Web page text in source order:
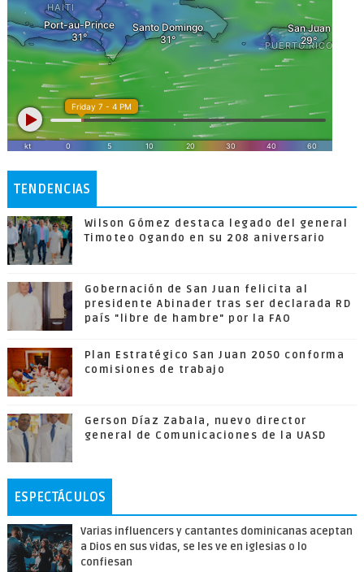
TENDENCIAS
Wilson Gómez destaca legado del general
Timoteo Ogando en su 208 aniversario
Gobernación de San Juan felicita al
presidente Abinader tras ser declarada RD
país "libre de hambre" por la FAO
Plan Estratégico San Juan 2050 conforma
comisiones de trabajo
Gerson Díaz Zabala, nuevo director
general de Comunicaciones de la UASD
ESPECTÁCULOS
Varias influencers y cantantes dominicanas aceptan
a Dios en sus vidas, se les ve en iglesias o lo
confiesan